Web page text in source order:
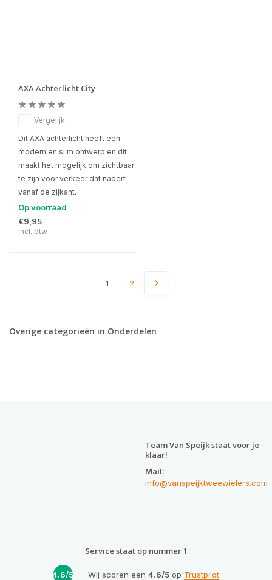
AXA Achterlicht City
Vergelijk
Dit AXA achterlicht heeft een
modern en slim ontwerp en dit
maakt het mogelijk om zichtbaar
te zijn voor verkeer dat nadert
vanaf de zijkant.
Op voorraad
€9,95
Incl. btw
1 2
Overige categorieën in Onderdelen
Team Van Speijk staat voor je
klaar!
Mail:
info@vanspeijktweewielers.com
Service staat op nummer 1
4.6/5 Wij scoren een 4.6/5op Trustpilot